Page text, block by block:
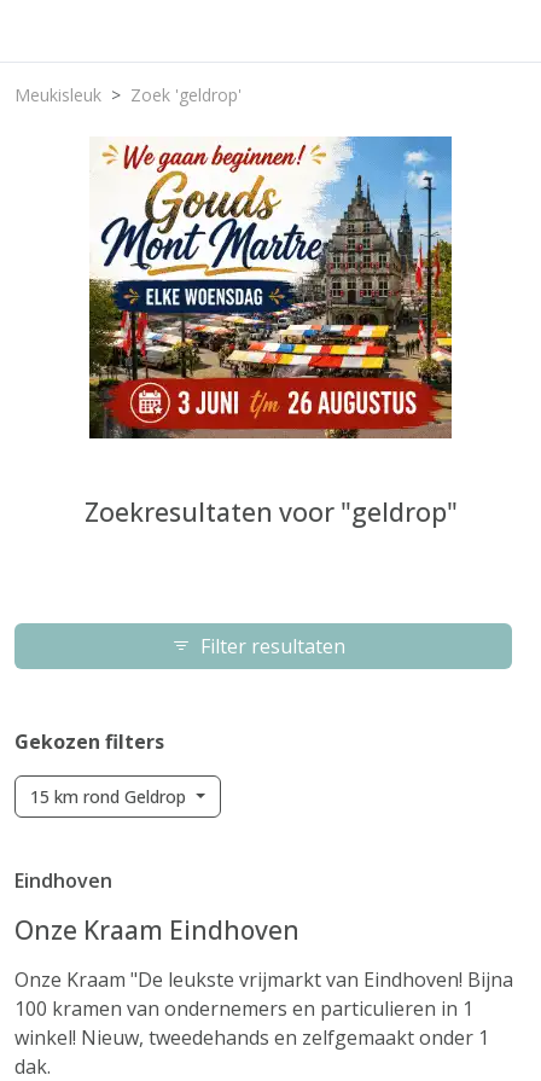
Meukisleuk Zoek 'geldrop'
Zoekresultaten voor "geldrop"
Filter resultaten
Gekozen filters
15 km rond Geldrop
Eindhoven
Onze Kraam Eindhoven
Onze Kraam "De leukste vrijmarkt van Eindhoven! Bijna
100 kramen van ondernemers en particulieren in 1
winkel! Nieuw, tweedehands en zelfgemaakt onder 1
dak.